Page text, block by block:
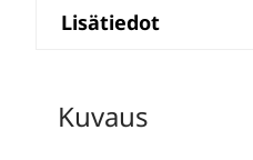
Lisätiedot
Kuvaus